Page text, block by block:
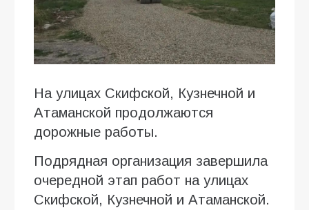
На улицах Скифской, Кузнечной и
Атаманской продолжаются
дорожные работы.
Подрядная организация завершила
очередной этап работ на улицах
Скифской, Кузнечной и Атаманской.